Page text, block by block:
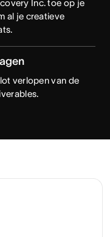
Inc. toe op je
al je creatieve
verlopen van de